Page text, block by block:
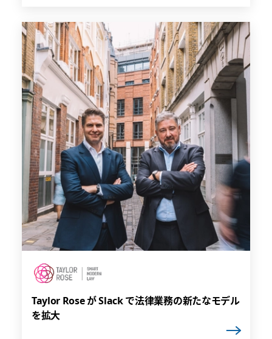
Taylor Rose が Slack で法律業務の新たなモデル
を拡大